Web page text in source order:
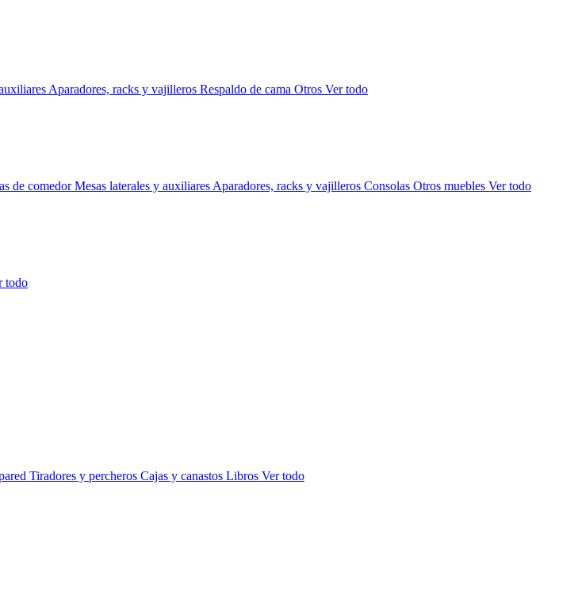
Aparadores, racks y vajilleros Respaldo de cama Otros Ver todo
de comedorMesas laterales y auxiliares Aparadores, racks y vajilleros Consolas Otros muebles Ver todo
todo
Tiradores y percheros Cajas y canastos Libros Ver todo